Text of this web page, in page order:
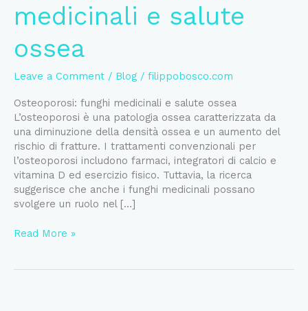
medicinali e salute
ossea
Leave a Comment / Blog / filippobosco.com
Osteoporosi: funghi medicinali e salute ossea
L’osteoporosi è una patologia ossea caratterizzata da
una diminuzione della densità ossea e un aumento del
rischio di fratture. I trattamenti convenzionali per
l’osteoporosi includono farmaci, integratori di calcio e
vitamina D ed esercizio fisico. Tuttavia, la ricerca
suggerisce che anche i funghi medicinali possano
svolgere un ruolo nel […]
Osteoporosi:
Read More »